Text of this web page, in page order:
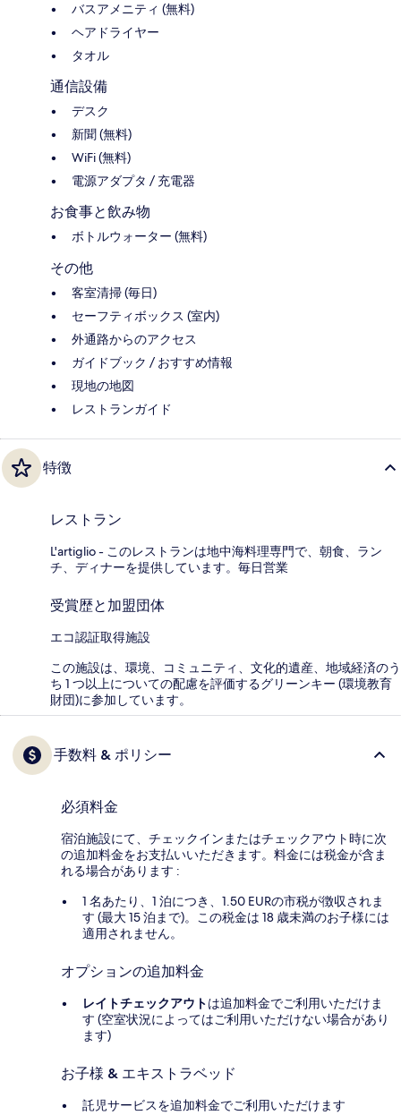
バスアメニティ (無料)
ヘアドライヤー
タオル
通信設備
デスク
新聞 (無料)
WiFi (無料)
電源アダプタ / 充電器
お食事と飲み物
ボトルウォーター (無料)
その他
客室清掃 (毎日)
セーフティボックス (室内)
外通路からのアクセス
ガイドブック / おすすめ情報
現地の地図
レストランガイド
特徴
レストラン
L'artiglio - このレストランは地中海料理専門で、朝食、ラン
チ、ディナーを提供しています。毎日営業
受賞歴と加盟団体
エコ認証取得施設
この施設は、環境、コミュニティ、文化的遺産、地域経済のう
ち 1 つ以上についての配慮を評価するグリーンキー (環境教育
財団)に参加しています。
手数料 & ポリシー
必須料金
宿泊施設にて、チェックインまたはチェックアウト時に次
の追加料金をお支払いいただきます。料金には税金が含ま
れる場合があります :
1 名あたり、1 泊につき、1.50 EURの市税が徴収されま
す (最大 15 泊まで)。この税金は 18 歳未満のお子様には
適用されません。
オプションの追加料金
レイトチェックアウトは追加料金でご利用いただけま
す (空室状況によってはご利用いただけない場合があり
ます)
お子様 & エキストラベッド
託児サービスを追加料金でご利用いただけます